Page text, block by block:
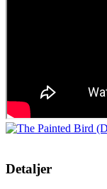
Detaljer